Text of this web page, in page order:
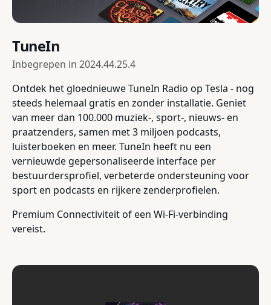
TuneIn
Inbegrepen in 2024.44.25.4
Ontdek het gloednieuwe TuneIn Radio op Tesla - nog
steeds helemaal gratis en zonder installatie. Geniet
van meer dan 100.000 muziek-, sport-, nieuws- en
praatzenders, samen met 3 miljoen podcasts,
luisterboeken en meer. TuneIn heeft nu een
vernieuwde gepersonaliseerde interface per
bestuurdersprofiel, verbeterde ondersteuning voor
sport en podcasts en rijkere zenderprofielen.
Premium Connectiviteit of een Wi-Fi-verbinding
vereist.